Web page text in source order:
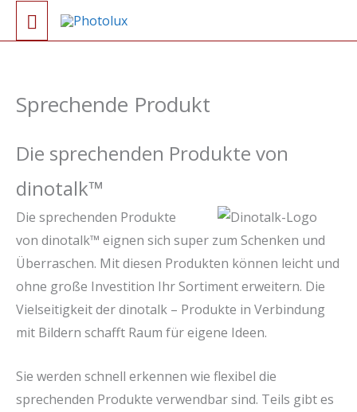
Inhalt
Hauptmenü
Sprechende Produkt
Die sprechenden Produkte von
dinotalk™
Die sprechenden Produkte
von dinotalk™ eignen sich super zum Schenken und
Überraschen. Mit diesen Produkten können leicht und
ohne große Investition Ihr Sortiment erweitern. Die
Vielseitigkeit der dinotalk – Produkte in Verbindung
mit Bildern schafft Raum für eigene Ideen.
Sie werden schnell erkennen wie flexibel die
sprechenden Produkte verwendbar sind. Teils gibt es